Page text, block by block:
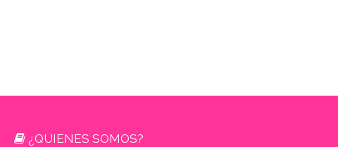
¿QUIENES SOMOS?